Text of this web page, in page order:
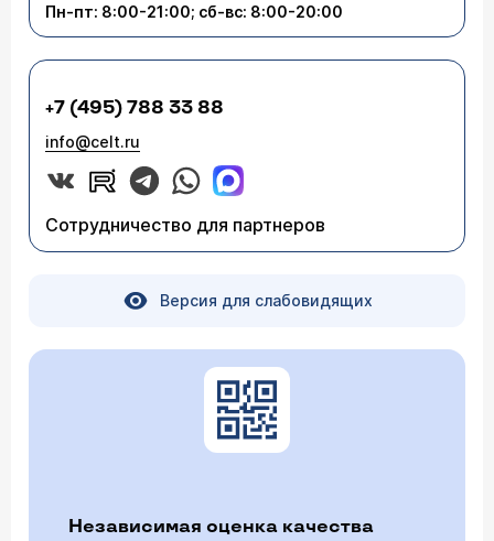
Пн-пт: 8:00-21:00; сб-вс: 8:00-20:00
+7 (495) 788 33 88
info@celt.ru
Сотрудничество для партнеров
Версия для слабовидящих
Независимая оценка качества